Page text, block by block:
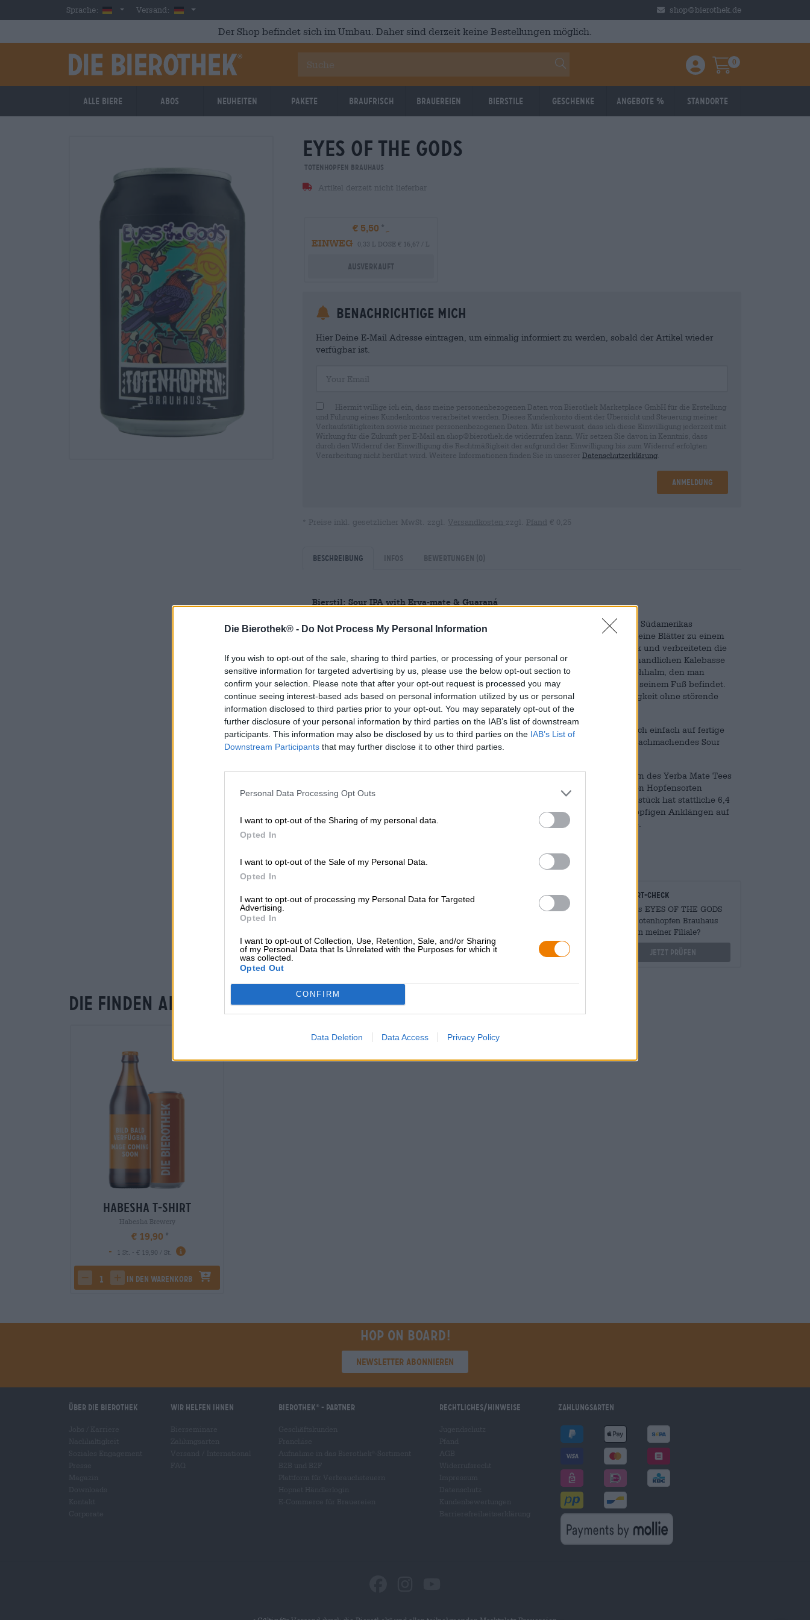
Die Bierothek® - Do Not Process My Personal Information
If you wish to opt-out of the sale, sharing to third parties, or processing of your personal or
sensitive information for targeted advertising by us, please use the below opt-out section to
confirm your selection. Please note that after your opt-out request is processed you may
continue seeing interest-based ads based on personal information utilized by us or personal
information disclosed to third parties prior to your opt-out. You may separately opt-out of the
further disclosure of your personal information by third parties on the IAB’s list of downstream
participants. This information may also be disclosed by us to third parties on the IAB’s List of
Downstream Participants that may further disclose it to other third parties.
Personal Data Processing Opt Outs
I want to opt-out of the Sharing of my personal data.
Opted In
I want to opt-out of the Sale of my Personal Data.
Opted In
I want to opt-out of processing my Personal Data for Targeted
Advertising.
Opted In
I want to opt-out of Collection, Use, Retention, Sale, and/or Sharing
of my Personal Data that Is Unrelated with the Purposes for which it
was collected.
Opted Out
CONFIRM
Data Deletion Data Access Privacy Policy
Skip to main contentSprache: GermanVersand: Deutschland shop@bierothek.de
Der Shop befindet sich im Umbau. Daher sind derzeit keine Bestellungen möglich.
Einloggen / Anmelden
Warenkorb
0
Alle Biere Abos Neuheiten Pakete Braufrisch Brauereien Bierstile Geschenke Angebote % Standorte
eyes of the gods
Totenhopfen Brauhaus
Artikel derzeit nicht lieferbar
€ 5,50
EINWEG
0,33 L DOSE € 16,67 / L
Ausverkauft
Benachrichtige mich
Hier Deine E-Mail Adresse eintragen, um einmalig informiert zu werden, sobald der Artikel wieder
verfügbar ist.
Hiermit willige ich ein, dass meine personenbezogenen Daten von Bierothek Marketplace GmbH für die Erstellung
und Führung eines Kundenkontos verarbeitet werden. Dieses Kundenkonto dient der Übersicht und Steuerung meiner
Verkaufstätigkeiten sowie meiner personenbezogenen Daten. Mir ist bewusst, dass ich diese Einwilligung jederzeit mit
Wirkung für die Zukunft per E-Mail an shop@bierothek.de widerrufen kann. Wir setzen Sie davon in Kenntnis, dass
durch den Widerruf der Einwilligung die Rechtmäßigkeit der aufgrund der Einwilligung bis zum Widerruf erfolgten
Verarbeitung nicht berührt wird. Weitere Informationen finden Sie in unserer Datenschutzerklärung
Anmeldung
* Preise inkl. gesetzlicher MwSt. zzgl. Versandkosten zzgl. Pfand € 0,25
Beschreibung Infos Bewertungen (0)
Bierstil: Sour IPA with Erva-mate & Guaraná
In Südamerika wird Mate schon seit Jahrtausenden getrunken. Die Ureinwohner Südamerikas
schätzten die wachmachenden Eigenschaften des Mate-Strauches und gossen seine Blätter zu einem
Tee auf. Im 18. und 19. Jahrhundert kamen einige Entdecker auf den Geschmack und verbreiteten die
koffeinhaltige Pflanze im Rest der Welt. Traditionell wird das Getränk aus einer handlichen Kalebasse
getrunken. Die extra für den speziellen Tee gefertigten Gefäße haben einen Strohhalm, den man
Bombilla nennt. Die Besonderheit dieses Trinkröhrchens ist der Sieb, der sich an seinem Fuß befindet.
Weil man die Mate-Blätter lose aufgießt, braucht man diesen Sieb, um die Flüssigkeit ohne störende
Festkörper trinken zu können.
Wer keine Kalebasse samt Bombilla zuhause hat, kann für seinen Frischekick auch einfach auf fertige
Mate-Produkte zugreifen. Wir empfehlen beispielsweise Eyes of the Gods, ein wachmachendes Sour
IPA aus dem Hause Totenhopfen.
Seine pushende Wirkung leiht sich dieses unkonventionelle Bier von den Blättern des Yerba Mate Tees
und von den Samen der Guaraná-Pflanze. Diese explosive Mischung wird mit den Hopfensorten
Magnum, Galaxy, Mosaic und Citra zu einem herrlichen Bier verwoben. Das Braustück hat stattliche 6,4
% und bringt eine Komposition aus fruchtigen, sauren, beerigen, floralen und hopfigen Anklängen auf
den Tisch. Eyes of the Gods kombiniert eine leichtfüßige Säure mit weicher Süße.
KOSTENFREIE BIERATUNG Händler oder Gastronomen
Du willst größere Mengen
grosshandel@bierothek.de
Vor-Ort-Check
Gibt es EYES OF THE GODS
von Totenhopfen Brauhaus
auch in meiner Filiale?
Jetzt prüfen
Die finden andere Kunden auch lecker!
Habesha T-Shirt
Habesha Brewery
€ 19,90
-
1 St. - € 19,90 / St.
decrease quantity
increase quantity
In den Warenkorb
Hop on board!
Newsletter abonnieren
Über die Bierothek Wir helfen Ihnen Bierothek - Partner Rechtliches/Hinweise Zahlungsarten